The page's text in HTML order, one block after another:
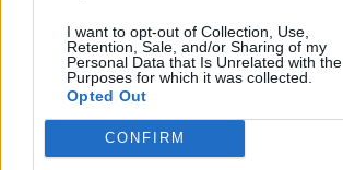
I want to opt-out of Collection, Use,
Retention, Sale, and/or Sharing of my
Personal Data that Is Unrelated with the
Purposes for which it was collected.
Opted Out
CONFIRM